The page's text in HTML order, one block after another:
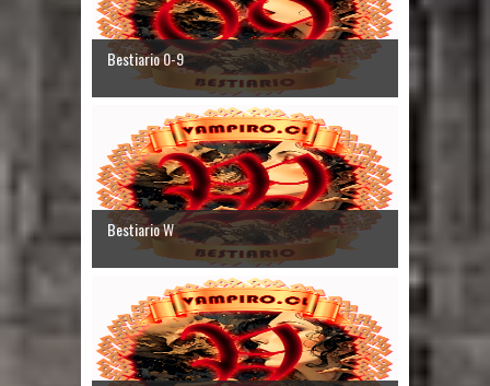
Bestiario 0-9
Bestiario W